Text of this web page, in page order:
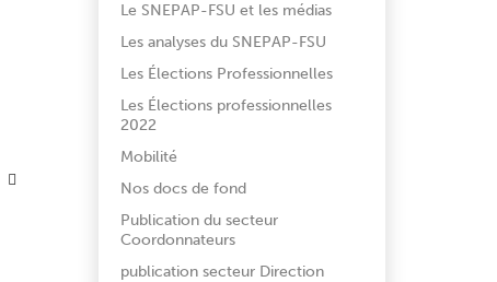
Le SNEPAP-FSU et les médias
Les analyses du SNEPAP-FSU
Les Élections Professionnelles
Les Élections professionnelles
2022
Mobilité
Nos docs de fond
Publication du secteur
Coordonnateurs
publication secteur Direction